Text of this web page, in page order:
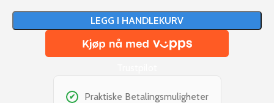
LEGG I HANDLEKURV
✔ Praktiske Betalingsmuligheter